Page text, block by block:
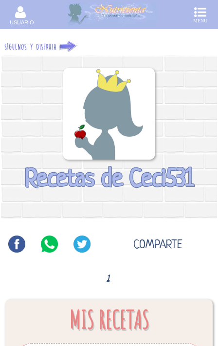
USUARIO MENU
Recetas de Ceci531
COMPARTE
1
MIS RECETAS